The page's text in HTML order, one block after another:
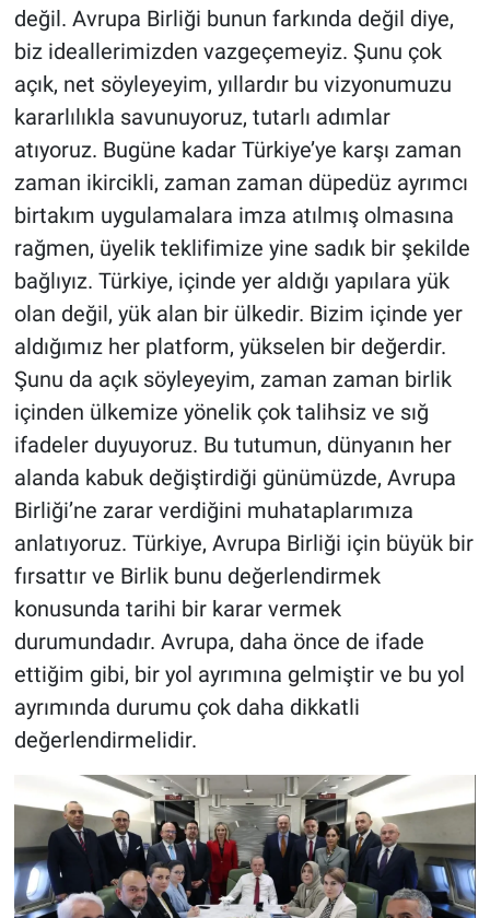
değil. Avrupa Birliği bunun farkında değil diye,
biz ideallerimizden vazgeçemeyiz. Şunu çok
açık, net söyleyeyim, yıllardır bu vizyonumuzu
kararlılıkla savunuyoruz, tutarlı adımlar
atıyoruz. Bugüne kadar Türkiye’ye karşı zaman
zaman ikircikli, zaman zaman düpedüz ayrımcı
birtakım uygulamalara imza atılmış olmasına
rağmen, üyelik teklifimize yine sadık bir şekilde
bağlıyız. Türkiye, içinde yer aldığı yapılara yük
olan değil, yük alan bir ülkedir. Bizim içinde yer
aldığımız her platform, yükselen bir değerdir.
Şunu da açık söyleyeyim, zaman zaman birlik
içinden ülkemize yönelik çok talihsiz ve sığ
ifadeler duyuyoruz. Bu tutumun, dünyanın her
alanda kabuk değiştirdiği günümüzde, Avrupa
Birliği’ne zarar verdiğini muhataplarımıza
anlatıyoruz. Türkiye, Avrupa Birliği için büyük bir
fırsattır ve Birlik bunu değerlendirmek
konusunda tarihi bir karar vermek
durumundadır. Avrupa, daha önce de ifade
ettiğim gibi, bir yol ayrımına gelmiştir ve bu yol
ayrımında durumu çok daha dikkatli
değerlendirmelidir.